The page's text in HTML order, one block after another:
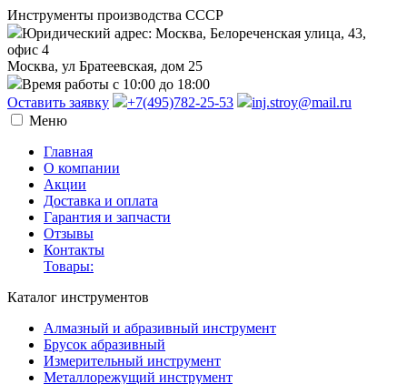
Инструменты производства СССР
Юридический адрес: Москва, Белореченская улица, 43,
офис 4
Москва, ул Братеевская, дом 25
Время работы с 10:00 до 18:00
Оставить заявку
+7(495)782-25-53
inj.stroy@mail.ru
Меню
Главная
О компании
Акции
Доставка и оплата
Гарантия и запчасти
Отзывы
Контакты
Товары:
Каталог инструментов
Алмазный и абразивный инструмент
Брусок абразивный
Измерительный инструмент
Металлорежущий инструмент